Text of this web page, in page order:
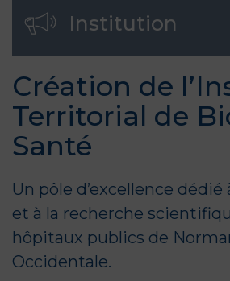
Institution
Création de
Territorial de
Santé
Un pôle d’excellence dédié
et à la recherche
hôpitaux publics de
Occidentale.